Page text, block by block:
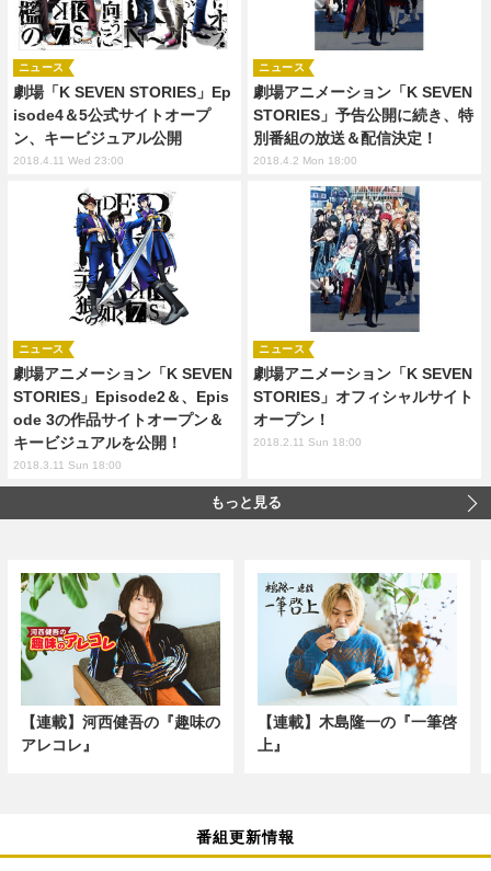
劇場「K SEVEN STORIES」Ep
isode4＆5公式サイトオープ
ン、キービジュアル公開
ニュース
2018.4.11 Wed 23:00
劇場アニメーション「K SEVEN
STORIES」予告公開に続き、特
別番組の放送＆配信決定！
ニュース
2018.4.2 Mon 18:00
劇場アニメーション「K SEVEN
STORIES」Episode2＆、Epis
ode 3の作品サイトオープン＆
キービジュアルを公開！
ニュース
2018.3.11 Sun 18:00
劇場アニメーション「K SEVEN
STORIES」オフィシャルサイト
オープン！
ニュース
2018.2.11 Sun 18:00
もっと見る
【連載】河西健吾の『趣味の
アレコレ』
【連載】木島隆一の『一筆啓
上』
番組更新情報